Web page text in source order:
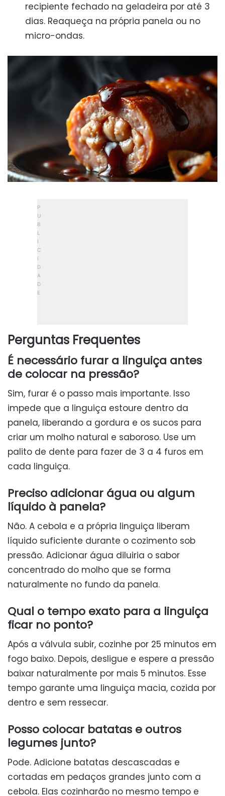
recipiente fechado na geladeira por até 3
dias. Reaqueça na própria panela ou no
micro-ondas.
Perguntas Frequentes
É necessário furar a linguiça antes
de colocar na pressão?
Sim, furar é o passo mais importante. Isso
impede que a linguiça estoure dentro da
panela, liberando a gordura e os sucos para
criar um molho natural e saboroso. Use um
palito de dente para fazer de 3 a 4 furos em
cada linguiça.
Preciso adicionar água ou algum
líquido à panela?
Não. A cebola e a própria linguiça liberam
líquido suficiente durante o cozimento sob
pressão. Adicionar água diluiria o sabor
concentrado do molho que se forma
naturalmente no fundo da panela.
Qual o tempo exato para a linguiça
ficar no ponto?
Após a válvula subir, cozinhe por 25 minutos em
fogo baixo. Depois, desligue e espere a pressão
baixar naturalmente por mais 5 minutos. Esse
tempo garante uma linguiça macia, cozida por
dentro e sem ressecar.
Posso colocar batatas e outros
legumes junto?
Pode. Adicione batatas descascadas e
cortadas em pedaços grandes junto com a
cebola. Elas cozinharão no mesmo tempo e